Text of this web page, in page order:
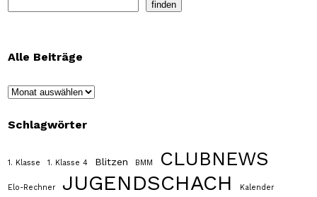
finden
Alle Beiträge
Archiv
Schlagwörter
1. Klasse 1. Klasse 4 Blitzen BMM CLUBNEWS
Elo-Rechner JUGENDSCHACH Kalender